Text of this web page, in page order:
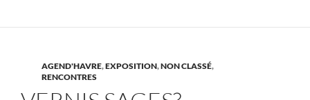
AGEND'HAVRE,EXPOSITION,NON CLASSÉ,
RENCONTRES